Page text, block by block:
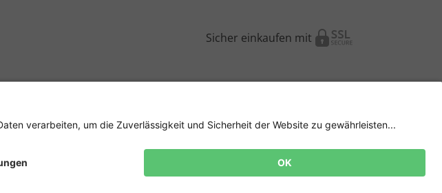
Sicher einkaufen mit